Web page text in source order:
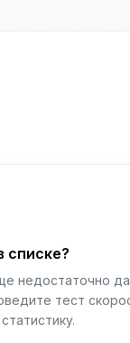
списке?
недостаточно
тест